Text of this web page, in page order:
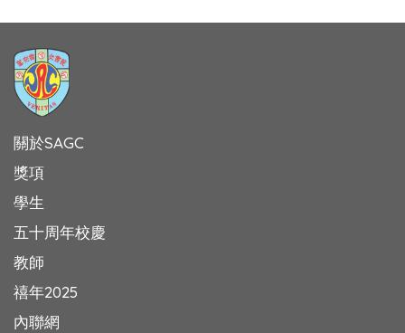
關於SAGC
獎項
學生
五十周年校慶
教師
禧年2025
內聯網